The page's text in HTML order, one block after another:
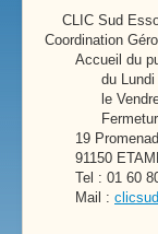
CLIC Sud
Coordination
Accueil du
du Lundi au
le Vendredi
Fermeture au
19
91150
Tel : 01 60 80
Mail :